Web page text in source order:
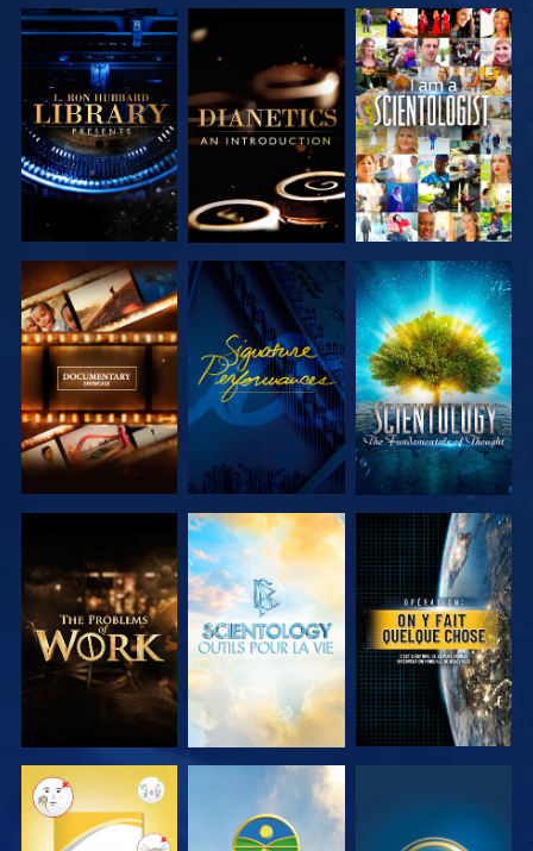
DÉCOUVRIR
LES SÉRIES
DÉCOUVRIR
LES SÉRIES
REGARDER
DÉCOUVRIR
LES SÉRIES
REGARDER
DÉCOUVRIR
LES SÉRIES
DÉCOUVRIR
LES SÉRIES
DÉCOUVRIR
LES SÉRIES
REGARDER
REGARDER REGARDER REGARDER